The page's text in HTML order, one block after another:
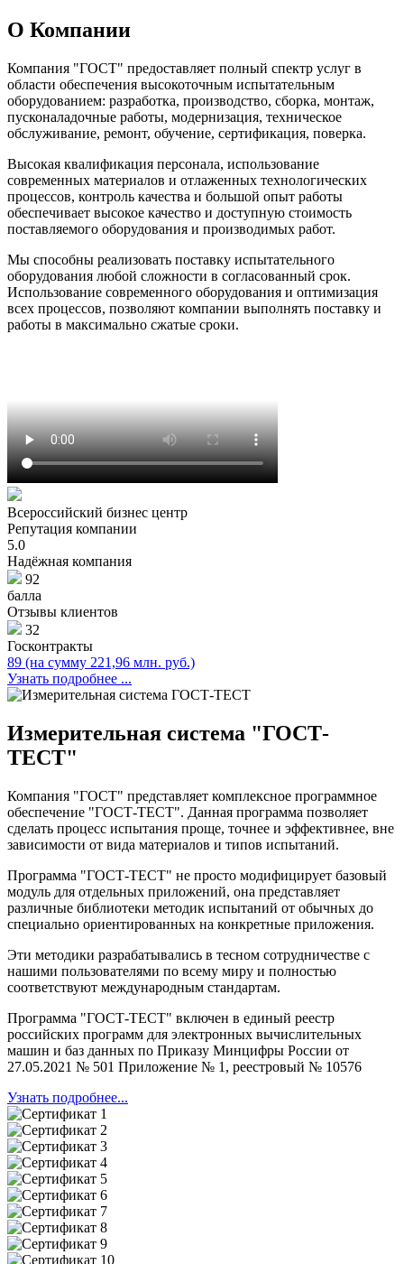
О Компании
Компания "ГОСТ" предоставляет полный спектр услуг в
области обеспечения высокоточным испытательным
оборудованием: разработка, производство, сборка, монтаж,
пусконаладочные работы, модернизация, техническое
обслуживание, ремонт, обучение, сертификация, поверка.
Высокая квалификация персонала, использование
современных материалов и отлаженных технологических
процессов, контроль качества и большой опыт работы
обеспечивает высокое качество и доступную стоимость
поставляемого оборудования и производимых работ.
Мы способны реализовать поставку испытательного
оборудования любой сложности в согласованный срок.
Использование современного оборудования и оптимизация
всех процессов, позволяют компании выполнять поставку и
работы в максимально сжатые сроки.
Всероссийский бизнес центр
Репутация компании
5.0
Надёжная компания
92
балла
Отзывы клиентов
32
Госконтракты
89 (на сумму 221,96 млн. руб.)
Узнать подробнее ...
Измерительная система "ГОСТ-
ТЕСТ"
Компания "ГОСТ" представляет комплексное программное
обеспечение "ГОСТ-ТЕСТ". Данная программа позволяет
сделать процесс испытания проще, точнее и эффективнее, вне
зависимости от вида материалов и типов испытаний.
Программа "ГОСТ-ТЕСТ" не просто модифицирует базовый
модуль для отдельных приложений, она представляет
различные библиотеки методик испытаний от обычных до
специально ориентированных на конкретные приложения.
Эти методики разрабатывались в тесном сотрудничестве с
нашими пользователями по всему миру и полностью
соответствуют международным стандартам.
Программа "ГОСТ-ТЕСТ" включен в единый реестр
российских программ для электронных вычислительных
машин и баз данных по Приказу Минцифры России от
27.05.2021 № 501 Приложение № 1, реестровый № 10576
Узнать подробнее...